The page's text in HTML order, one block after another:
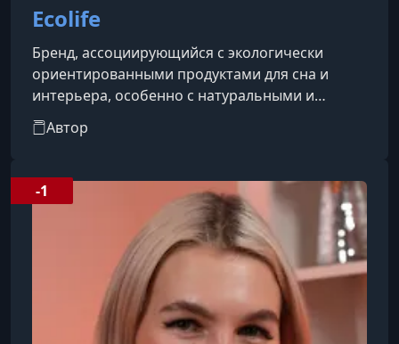
Ecolife
Бренд, ассоциирующийся с экологически
ориентированными продуктами для сна и
интерьера, особенно с натуральными и
безопасными для здоровья материалами для
спальных пространств. Основной акцент
чистой и безопасной среды для отдыха,
используя материалы и изделия, которые
поддерживают здоровый микроклимат и
уменьшают воздействие вредных веществ.
Автор
-1